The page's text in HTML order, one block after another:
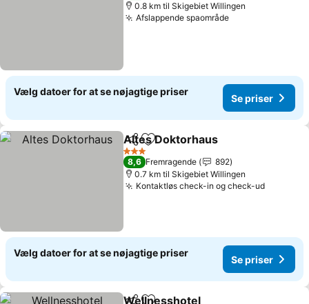
0.8 km til Skigebiet Willingen
Afslappende spaområde
Vælg datoer for at se nøjagtige priser
Se priser
Del Føj til favoritter
Altes Doktorhaus
3 Stjerner
8,6 Fremragende
892
0.7 km til Skigebiet Willingen
Kontaktløs check-in og check-ud
Vælg datoer for at se nøjagtige priser
Se priser
Wellnesshotel